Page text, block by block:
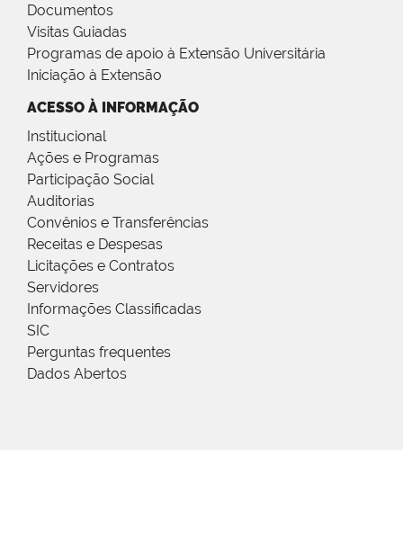
Documentos
Visitas Guiadas
Programas de apoio à Extensão Universitária
Iniciação à Extensão
ACESSO À INFORMAÇÃO
Institucional
Ações e Programas
Participação Social
Auditorias
Convênios e Transferências
Receitas e Despesas
Licitações e Contratos
Servidores
Informações Classificadas
SIC
Perguntas frequentes
Dados Abertos